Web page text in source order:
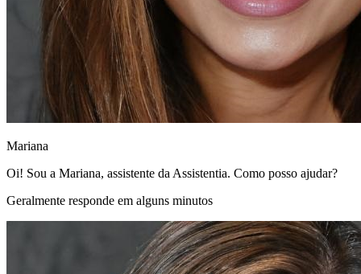
Mariana
Oi! Sou a Mariana, assistente da Assistentia. Como posso ajudar?
Geralmente responde em alguns minutos